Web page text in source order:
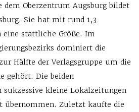
dem Oberzentrum Augsburg bildet
Sie hat mit rund 1,3
stattliche Größe. Im
dominiert die
Hälfte der Verlagsgruppe um die
gehört. Die beiden
sukzessive kleine Lokalzeitungen
übernommen. Zuletzt kaufte die